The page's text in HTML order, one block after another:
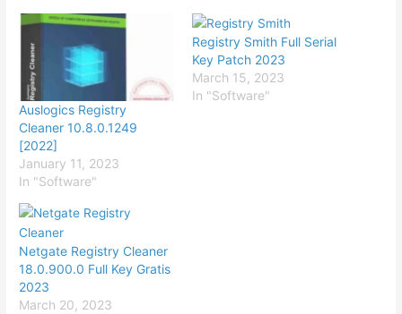
Auslogics Registry
Cleaner 10.8.0.1249
[2022]
January 11, 2023
In "Software"
Registry Smith Full Serial
Key Patch 2023
March 15, 2023
In "Software"
Netgate Registry Cleaner
18.0.900.0 Full Key Gratis
2023
March 20, 2023